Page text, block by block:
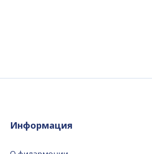
Информация